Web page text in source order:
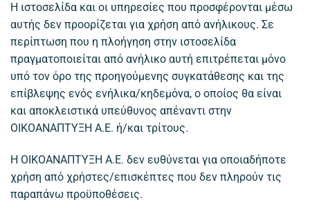
Η ιστοσελίδα και οι υπηρεσίες που προσφέρονται μέσω
αυτής δεν προορίζεται για χρήση από ανήλικους. Σε
περίπτωση που η πλοήγηση στην ιστοσελίδα
πραγματοποιείται από ανήλικο αυτή επιτρέπεται μόνο
υπό τον όρο της προηγούμενης συγκατάθεσης και της
επίβλεψης ενός ενήλικα/κηδεμόνα, ο οποίος θα είναι
και αποκλειστικά υπεύθυνος απέναντι στην
ΟΙΚΟΑΝΑΠΤΥΞΗ Α.Ε. ή/και τρίτους.
Η ΟΙΚΟΑΝΑΠΤΥΞΗ Α.Ε. δεν ευθύνεται για οποιαδήποτε
χρήση από χρήστες/επισκέπτες που δεν πληρούν τις
παραπάνω προϋποθέσεις.